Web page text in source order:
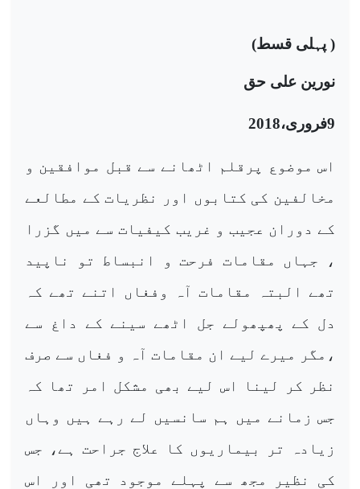
) پہلی قسط(
نورین علی حق
9فروری،2018
اس موضوع پرقلم اٹھانے سے قبل موافقین و
مخالفین کی کتابوں اور نظریات کے مطالعے
کے دوران عجیب و غریب کیفیات سے میں گزرا
، جہاں مقامات فرحت و انبساط تو ناپید
تھے البتہ مقامات آہ وفغاں اتنے تھے کہ
دل کے پھپھولے جل اٹھے سینے کے داغ سے
،مگر میرے لیے ان مقامات آہ و فغاں سے صرف
نظر کر لینا اس لیے بھی مشکل امر تھا کہ
جس زمانے میں ہم سانسیں لے رہے ہیں وہاں
زیادہ تر بیماریوں کا علاج جراحت ہے، جس
کی نظیر مجھ سے پہلے موجود تھی اور اس